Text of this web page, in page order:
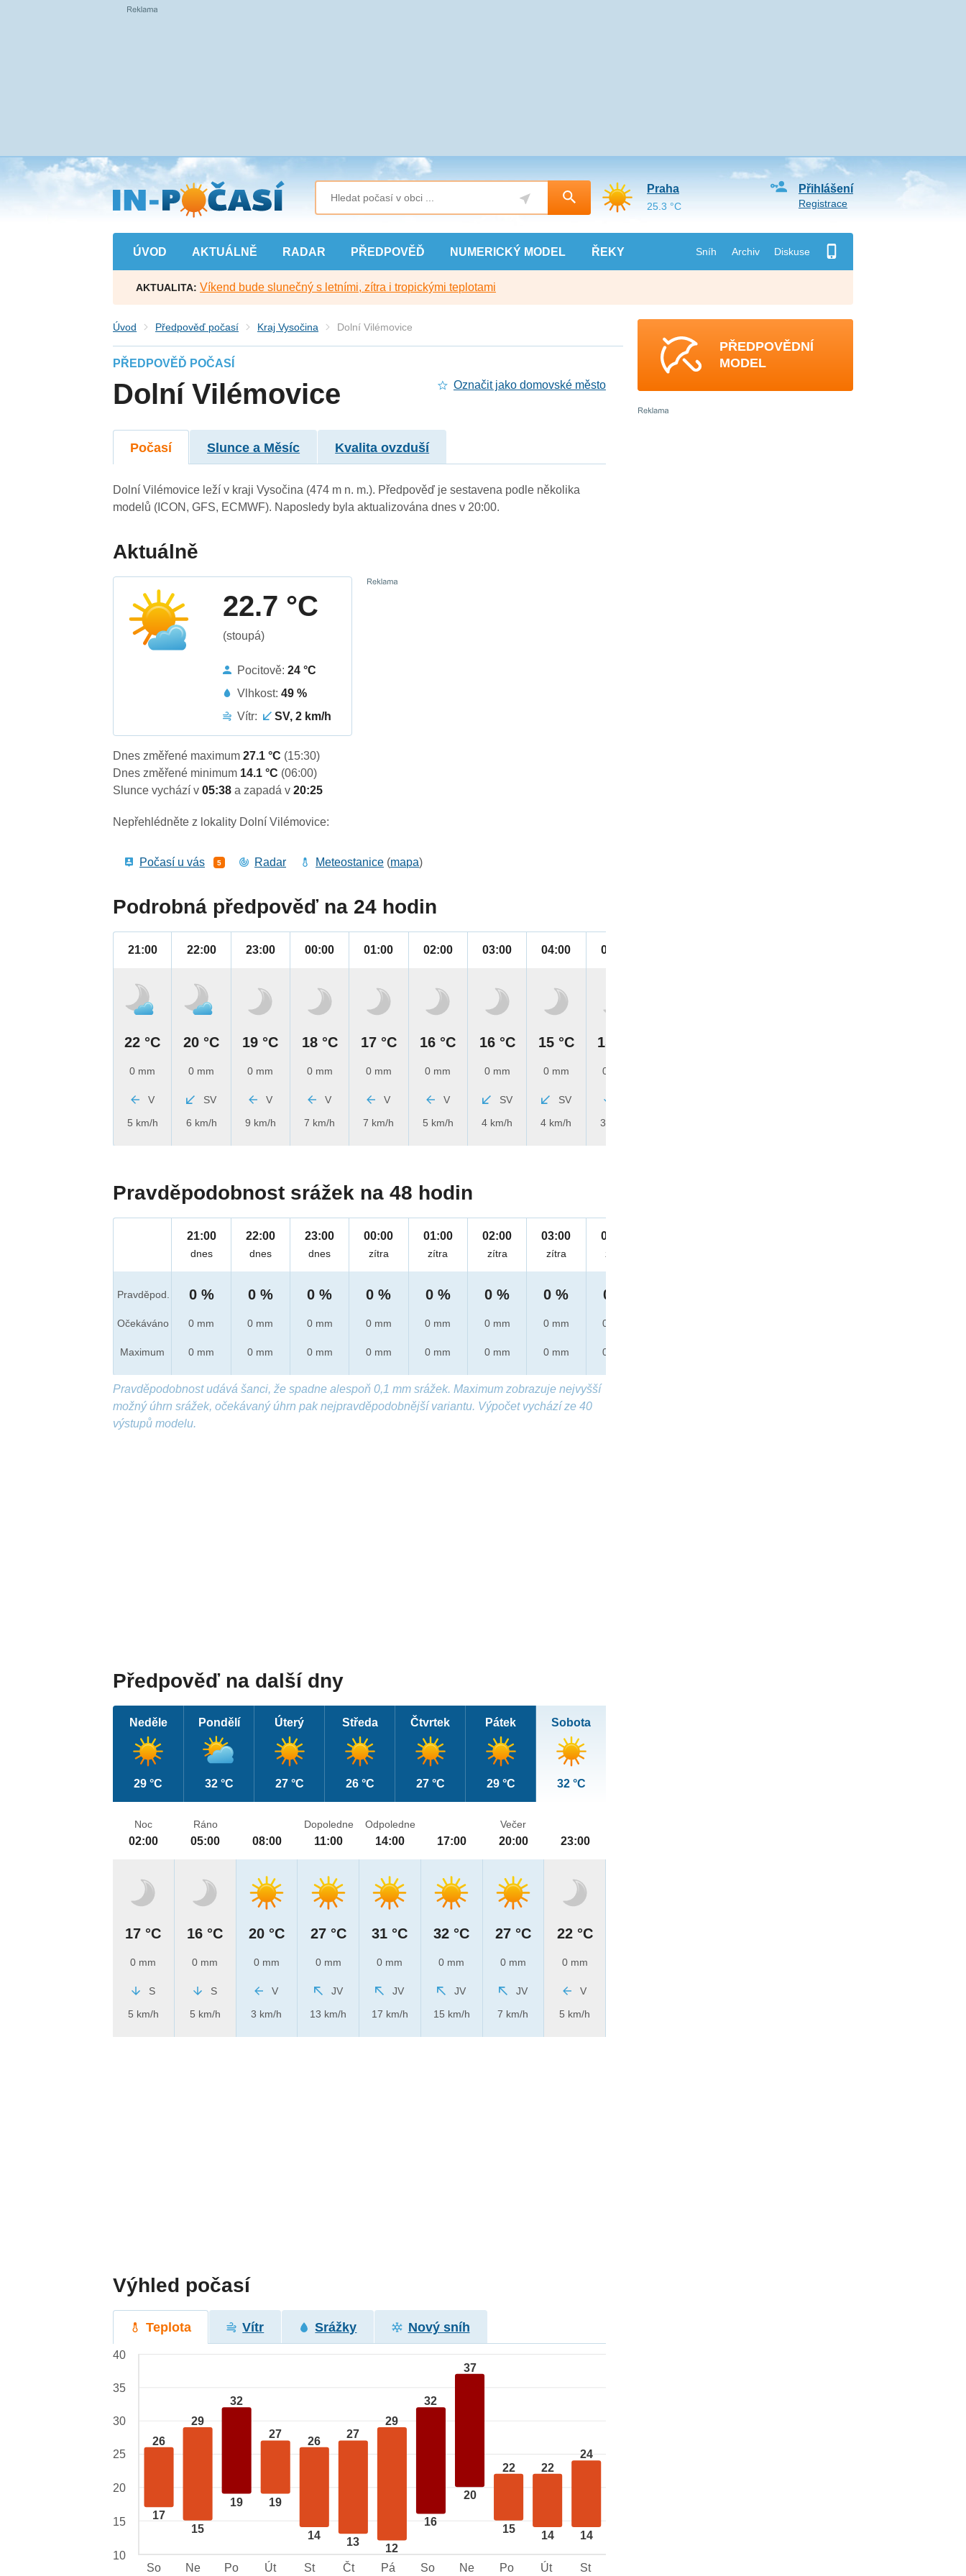
Přejít
na
hlavní
obsah
ÚVOD AKTUÁLNĚ RADAR PŘEDPOVĚĎ NUMERICKÝ MODEL ŘEKY Sníh Archiv Diskuse
Přihlášení
Registrace
Praha
25.3 °C
AKTUALITA: Víkend bude slunečný s letními, zítra i tropickými teplotami
Úvod Předpověď počasí Kraj Vysočina Dolní Vilémovice
PŘEDPOVĚĎ POČASÍ
Dolní Vilémovice Označit jako domovské město
Počasí Slunce a Měsíc Kvalita ovzduší
Dolní Vilémovice leží v kraji Vysočina (474 m n. m.). Předpověď je sestavena podle několika
modelů (ICON, GFS, ECMWF). Naposledy byla aktualizována dnes v 20:00.
Aktuálně
22.7 °C
(stoupá)
Pocitově:24 °C
Vlhkost:49 %
Vítr:
SV, 2 km/h
Dnes změřené maximum27.1 °C (15:30)
Dnes změřené minimum 14.1 °C (06:00)
Slunce vychází v05:38a zapadá v20:25
Nepřehlédněte z lokality Dolní Vilémovice:
Počasí u vás 5 Radar Meteostanice (mapa)
Podrobná předpověď na 24 hodin
21:00
22 °C
0 mm
V
5 km/h
22:00
20 °C
0 mm
SV
6 km/h
23:00
19 °C
0 mm
V
9 km/h
00:00
18 °C
0 mm
V
7 km/h
01:00
17 °C
0 mm
V
7 km/h
02:00
16 °C
0 mm
V
5 km/h
03:00
16 °C
0 mm
SV
4 km/h
04:00
15 °C
0 mm
SV
4 km/h
05:00
15 °C
0 mm
3 km/h
Pravděpodobnost srážek na 48 hodin
Pravděpod.
Očekáváno
Maximum
21:00
dnes
0 %
0 mm
0 mm
22:00
dnes
0 %
0 mm
0 mm
23:00
dnes
0 %
0 mm
0 mm
00:00
zítra
0 %
0 mm
0 mm
01:00
zítra
0 %
0 mm
0 mm
02:00
zítra
0 %
0 mm
0 mm
03:00
zítra
0 %
0 mm
0 mm
04:00
zítra
0 %
0 mm
0 mm
Pravděpodobnost udává šanci, že spadne alespoň 0,1 mm srážek. Maximum zobrazuje nejvyšší
možný úhrn srážek, očekávaný úhrn pak nejpravděpodobnější variantu. Výpočet vychází ze 40
výstupů modelu.
Předpověď na další dny
Neděle
29 °C
Pondělí
32 °C
Úterý
27 °C
Středa
26 °C
Čtvrtek
27 °C
Pátek
29 °C
Sobota
32 °C
Noc
02:00
17 °C
0 mm
S
5 km/h
Ráno
05:00
16 °C
0 mm
S
5 km/h
08:00
20 °C
0 mm
V
3 km/h
Dopoledne
11:00
27 °C
0 mm
JV
13 km/h
Odpoledne
14:00
31 °C
0 mm
JV
17 km/h
17:00
32 °C
0 mm
JV
15 km/h
Večer
20:00
27 °C
0 mm
JV
7 km/h
23:00
22 °C
0 mm
V
5 km/h
Výhled počasí
Teplota Vítr Srážky Nový sníh
26
17
29
15
32
19
27
19
26
14
27
13
29
12
32
16
37
20
22
15
22
14
24
14
40
35
30
25
20
15
10
So
Ne Po Út St Čt Pá So Ne Po Út St
PŘEDPOVĚDNÍ
MODEL